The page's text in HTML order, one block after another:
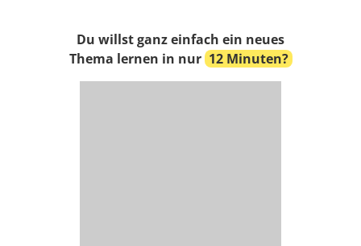
Du willst ganz einfach ein neues
Thema lernen in nur 12 Minuten?